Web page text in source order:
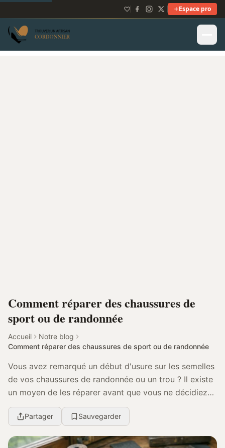
Espace pro
Comment réparer des chaussures de
sport ou de randonnée
Accueil
Notre blog
Comment réparer des chaussures de sport ou de randonnée
Vous avez remarqué un début d'usure sur les semelles
de vos chaussures de randonnée ou un trou ? Il existe
un moyen de les réparer avant que vous ne décidiez
de vous en séparer. Obtenez des astuces po...
Partager Sauvegarder